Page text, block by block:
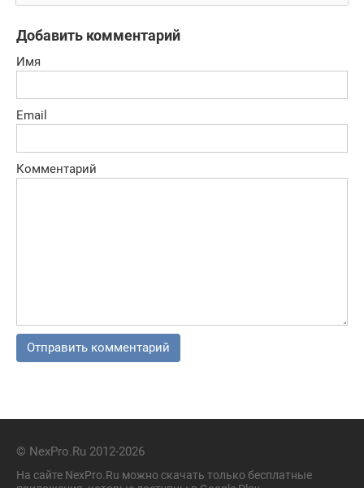
Minecraft —
Добавить комментарий
Имя
Email
Комментарий
© NexPro.Ru 2012-2026
На сайте NexPro.Ru можно скачать только бесплатные